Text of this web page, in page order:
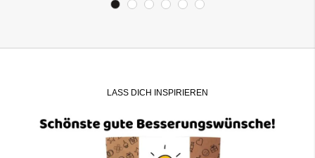
LASS DICH INSPIRIEREN